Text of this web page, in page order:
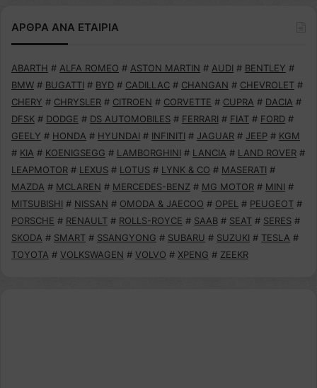
ΑΡΘΡΑ ΑΝΑ ΕΤΑΙΡΙΑ
ABARTH # ALFA ROMEO # ASTON MARTIN # AUDI # BENTLEY #
BMW # BUGATTI # BYD # CADILLAC # CHANGAN # CHEVROLET #
CHERY # CHRYSLER # CITROEN # CORVETTE # CUPRA # DACIA #
DFSK # DODGE # DS AUTOMOBILES # FERRARI # FIAT # FORD #
GEELY # HONDA # HYUNDAI # INFINITI # JAGUAR # JEEP # KGM
# KIA # KOENIGSEGG # LAMBORGHINI # LANCIA # LAND ROVER #
LEAPMOTOR # LEXUS # LOTUS # LYNK & CO # MASERATI #
MAZDA # MCLAREN # MERCEDES-BENZ # MG MOTOR # MINI #
MITSUBISHI # NISSAN # OMODA & JAECOO # OPEL # PEUGEOT #
PORSCHE # RENAULT # ROLLS-ROYCE # SAAB # SEAT # SERES #
SKODA # SMART # SSANGYONG # SUBARU # SUZUKI # TESLA #
TOYOTA # VOLKSWAGEN # VOLVO # XPENG # ZEEKR